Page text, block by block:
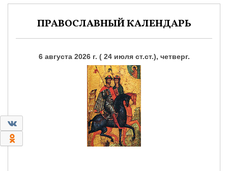
ПРАВОСЛАВНЫЙ КАЛЕНДАРЬ
6 августа 2026 г. ( 24 июля ст.ст.), четверг.